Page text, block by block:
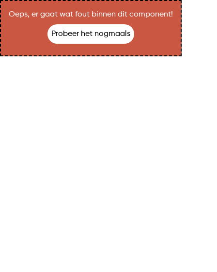
Oeps, er gaat wat fout binnen dit component!
Probeer het nogmaals